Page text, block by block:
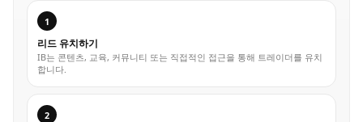
1
리드 유치하기
IB는 콘텐츠, 교육, 커뮤니티 또는 직접적인 접근을 통해 트레이더를 유치
합니다.
2